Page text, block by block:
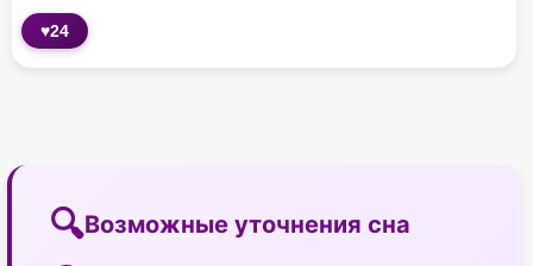
♥24
Возможные уточнения сна